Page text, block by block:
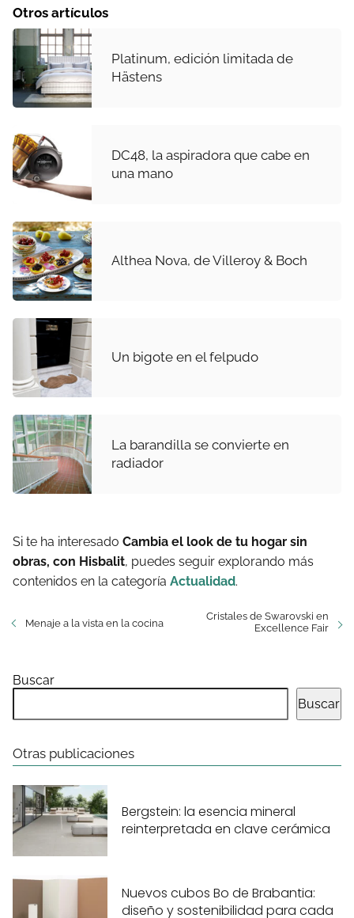
Otros artículos
Platinum, edición limitada de
Hästens
DC48, la aspiradora que cabe en
una mano
Althea Nova, de Villeroy & Boch
Un bigote en el felpudo
La barandilla se convierte en
radiador
Si te ha interesado Cambia el look de tu hogar sin
obras, con Hisbalit, puedes seguir explorando más
contenidos en la categoría Actualidad.
Menaje a la vista en la cocina
Cristales de Swarovski en
Excellence Fair
Buscar
Buscar
Otras publicaciones
Bergstein: la esencia mineral
reinterpretada en clave cerámica
Nuevos cubos Bo de Brabantia:
diseño y sostenibilidad para cada